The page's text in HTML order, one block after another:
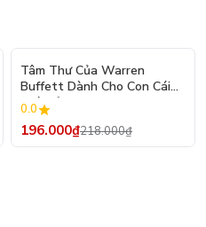
Tâm Thư Của Warren
Buffett Dành Cho Con Cái
(Tái Bản 2026)
0.0
196.000₫218.000₫